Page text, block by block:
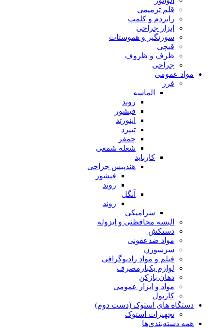
قلم ترمیمی
رابردم و کلمپ
ابزار جراحی
سوزنگیر و هموستات
قیچی
ظرف و ظروف
جراحی
مواد عمومی
فرز
الماسه
روند
فیشور
اینورتد
تیپرد
چمفر
شعله شمعی
کارباید
هندپیس جراحی
فیشور
روند
آنگل
روند
سرامیکی
البسه محافظتی و ایزوله
دستکش
مواد ضدعفونی
سرسوزن
فیلم و مواد رادیوگرافی
لوازم یکبارمصرف
دهان بازکن
مواد و ابزار عمومی
کارپول
دستگاه های استوک (دست دوم)
تجهیزات استوک
همه دسته‌بندی‌ها